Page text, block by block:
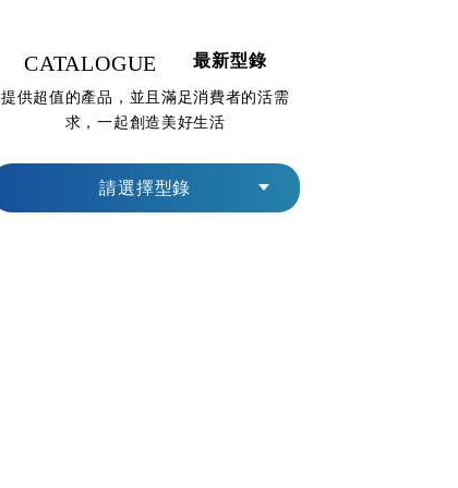
CATALOGUE 最新型錄
提供超值的產品，並且滿足消費者的活需
求，一起創造美好生活
請選擇型錄